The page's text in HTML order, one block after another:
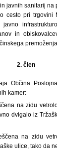
javnih sanitarij na
cesto pri trgovini
in
2. člen
Občina
kamer:
na zidu
dvigalo iz
na zidu
ulice, tako da